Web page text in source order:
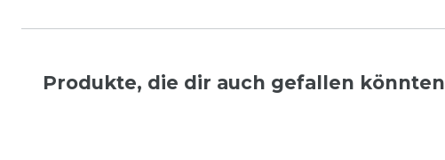
Produkte, die dir auch gefallen könnten